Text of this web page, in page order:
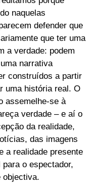
naquelas
defender que
que ter uma
a verdade: podem
narrativa
construídos a partir
uma história real. O
assemelhe-se à
verdade – e aí o
da realidade,
das imagens
a realidade presente
o espectador,
objectiva.